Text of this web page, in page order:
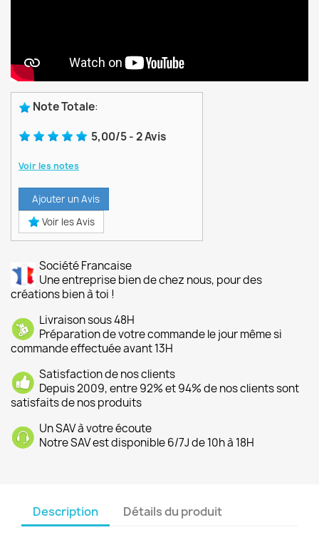
Note Totale:
5,00/5-2Avis
Voir les notes
Ajouter un Avis
Voir les Avis
Société Francaise
Une entreprise bien de chez nous, pour des
créations bien à toi !
Livraison sous 48H
Préparation de votre commande le jour même si
commande effectuée avant 13H
Satisfaction de nos clients
Depuis 2009, entre 92% et 94% de nos clients sont
satisfaits de nos produits
Un SAV à votre écoute
Notre SAV est disponible 6/7J de 10h à 18H
Description Détails du produit